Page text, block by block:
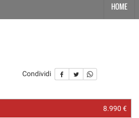
HOME
Condividi
8.990 €